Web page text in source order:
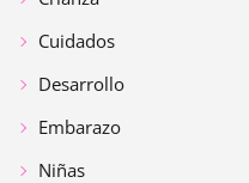
Cuidados
Desarrollo
Embarazo
Niñas